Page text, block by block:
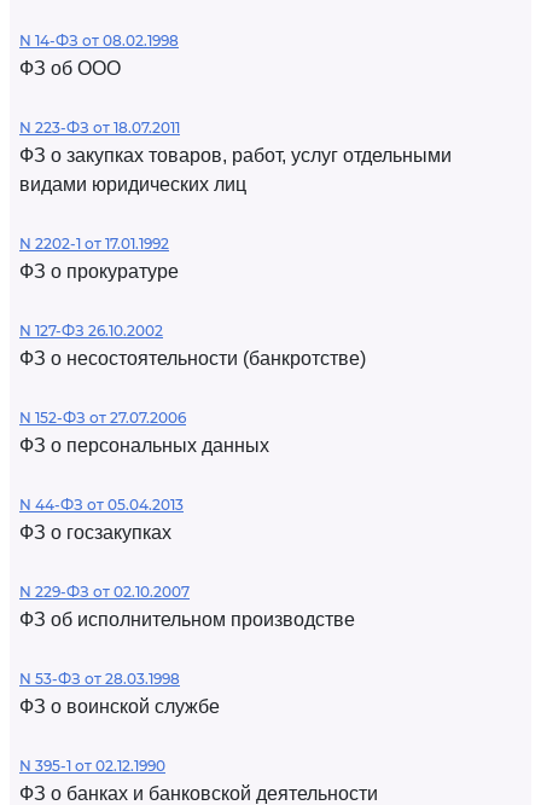
N 14-ФЗ от 08.02.1998
ФЗ об ООО
N 223-ФЗ от 18.07.2011
ФЗ о закупках товаров, работ, услуг отдельными
видами юридических лиц
N 2202-1 от 17.01.1992
ФЗ о прокуратуре
N 127-ФЗ 26.10.2002
ФЗ о несостоятельности (банкротстве)
N 152-ФЗ от 27.07.2006
ФЗ о персональных данных
N 44-ФЗ от 05.04.2013
ФЗ о госзакупках
N 229-ФЗ от 02.10.2007
ФЗ об исполнительном производстве
N 53-ФЗ от 28.03.1998
ФЗ о воинской службе
N 395-1 от 02.12.1990
ФЗ о банках и банковской деятельности